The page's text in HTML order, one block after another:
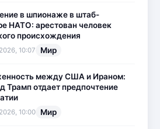
в шпионаже в штаб-
НАТО: арестован человек
происхождения
10:07 Мир
между США и Ираном:
Трамп отдает предпочтение
10:00 Мир